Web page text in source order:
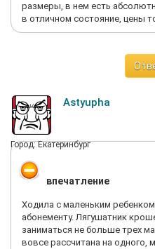
размеры, в нем есть
в отличном состояние, цены
Astyupha
Город: Екатеринбург
впечатление
Ходила с маленьким
абонементу. Лягушатник
заниматься не больше трех
вовсе рассчитана на одного,